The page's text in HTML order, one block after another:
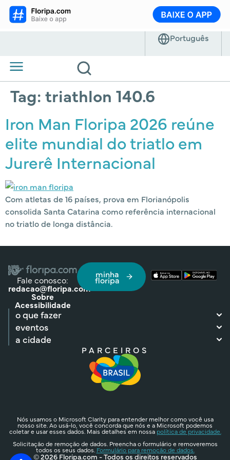
Tag: triathlon 140.6
Iron Man Floripa 2026 reúne
elite mundial do triatlo em
Jurerê Internacional
Com atletas de 16 países, prova em Florianópolis
consolida Santa Catarina como referência internacional
no triatlo de longa distância.
Fale conosco:
redacao@floripa.com
Sobre
Acessibilidade
minha
floripa
o que fazer
eventos
a cidade
PARCEIROS
Nós usamos o Microsoft Clarity para entender melhor como você usa
nosso site. Ao usá-lo, você concorda que nós e a Microsoft podemos
coletar e usar esses dados. Mais detalhes em nossa política de privacidade.
Solicitação de remoção de dados. Preencha o formulário e removeremos
todos os seus dados. Formulário para remoção de dados.
© 2026 Floripa.com - Todos os direitos reservados